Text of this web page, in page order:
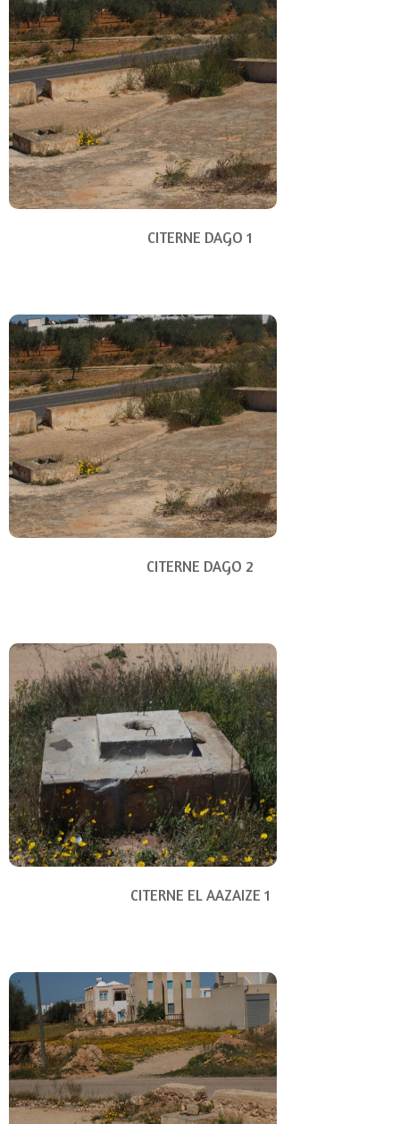
CITERNE DAGO 1
CITERNE DAGO 2
CITERNE EL AAZAIZE 1